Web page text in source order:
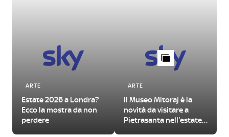
ARTE
Estate 2026 a Londra?
Ecco la mostra da non
perdere
ARTE
Il Museo Mitoraj è la
novità da visitare a
Pietrasanta nell'estate